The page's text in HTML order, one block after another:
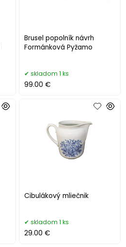
Brusel popolník návrh
Formánková Pyžamo
skladom 1 ks
99.00 €
Cibulákový mliečnik
skladom 1 ks
29.00 €